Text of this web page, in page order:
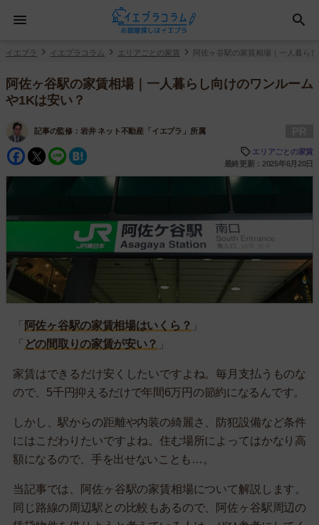
イエプラ イエプラコラム エリアごとの家賃 阿佐ヶ谷駅の家賃相場｜一人暮ら
阿佐ヶ谷駅の家賃相場｜一人暮らし向けのワンルーム
や1Kは安い？
記事の監修： 岩井 ネット不動産「イエプラ」所属
Facebook
Twitter
Line
エリアごとの家賃
最終更新：2025年6月20日
「 阿佐ヶ谷駅の家賃相場はいくら？ 」
「 どの間取りの家賃が安い？ 」
家賃はできるだけ安くしたいですよね。毎月支払うものな
ので、5千円抑えるだけで年間6万円の節約になるんです。
しかし、駅からの距離や内装の綺麗さ、防犯設備など条件
にはこだわりたいですよね。住む場所によってはかなり高
額になるので、手を出せないことも…。
当記事では、阿佐ヶ谷駅の家賃相場について解説します。
同じ路線の周辺駅との比較もあるので、阿佐ヶ谷駅周辺の